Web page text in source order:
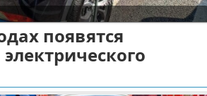
информации
появятся